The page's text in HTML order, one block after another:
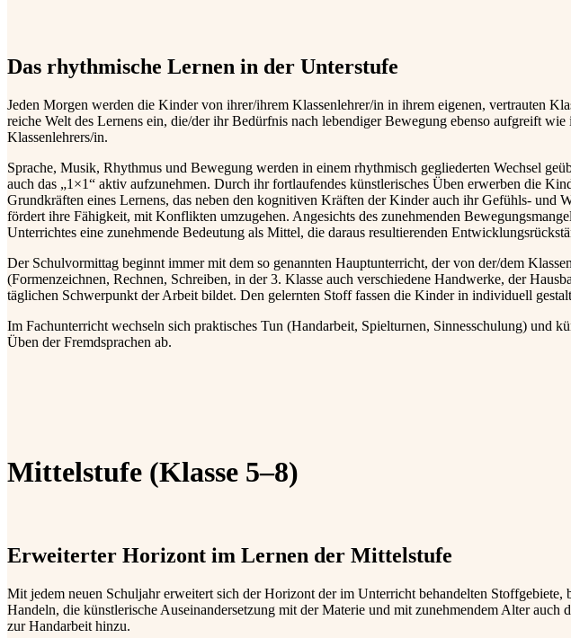
Das rhythmische Lernen in der Unterstufe
Jeden Morgen werden die Kinder von ihrer/ihrem Klassenlehrer/in in ihrem eigenen, vertrauten
reiche Welt des Lernens ein, die/der ihr Bedürfnis nach lebendiger Bewegung ebenso aufgreift
Klassenlehrers/in.
Sprache, Musik, Rhythmus und Bewegung werden in einem rhythmisch gegliederten Wechsel
auch das „1×1“ aktiv aufzunehmen. Durch ihr fortlaufendes künstlerisches Üben erwerben die
Grundkräften eines Lernens, das neben den kognitiven Kräften der Kinder auch ihr Gefühls- und
fördert ihre Fähigkeit, mit Konflikten umzugehen. Angesichts des zunehmenden
Unterrichtes eine zunehmende Bedeutung als Mittel, die daraus resultierenden
Der Schulvormittag beginnt immer mit dem so genannten Hauptunterricht, der von der/dem
(Formenzeichnen, Rechnen, Schreiben, in der 3. Klasse auch verschiedene Handwerke, der
täglichen Schwerpunkt der Arbeit bildet. Den gelernten Stoff fassen die Kinder in individuell
Im Fachunterricht wechseln sich praktisches Tun (Handarbeit, Spielturnen, Sinnesschulung) und
Üben der Fremdsprachen ab.
Mittelstufe (Klasse 5–8)
Erweiterter Horizont im Lernen der Mittelstufe
Mit jedem neuen Schuljahr erweitert sich der Horizont der im Unterricht behandelten
Handeln, die künstlerische Auseinandersetzung mit der Materie und mit zunehmendem Alter
zur Handarbeit hinzu.